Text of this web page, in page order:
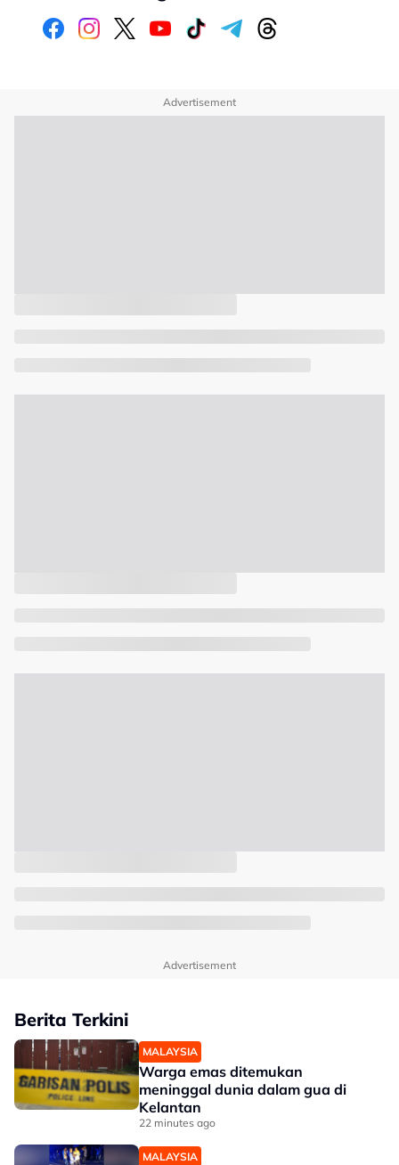
Advertisement
Advertisement
Berita Terkini
MALAYSIA
Warga emas ditemukan
meninggal dunia dalam gua di
Kelantan
22 minutes ago
MALAYSIA